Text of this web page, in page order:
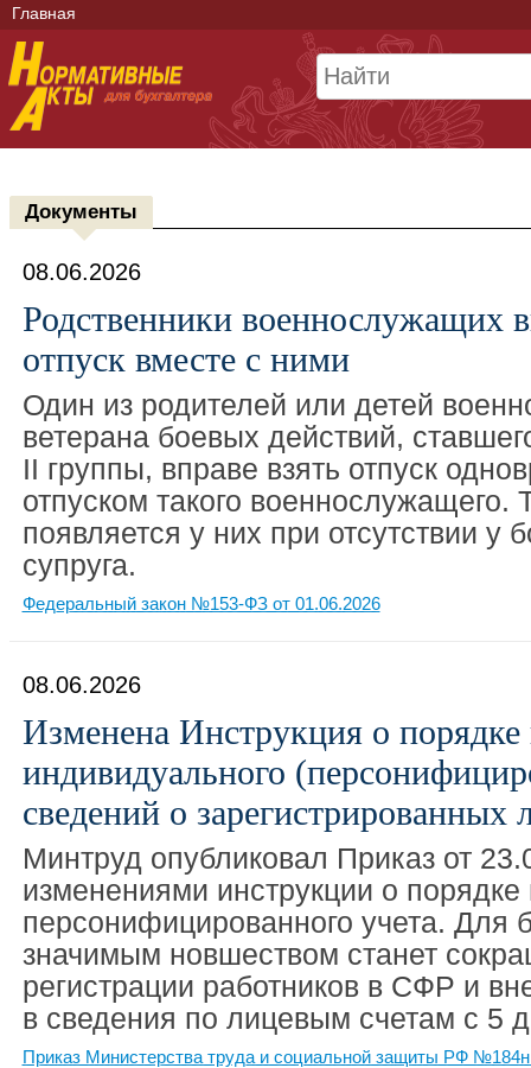
Главная
Документы
08.06.2026
Родственники военнослужащих
отпуск вместе с ними
Один из родителей или детей
ветерана боевых действий,
II группы, вправе взять отпуск
отпуском такого военнослужащего.
появляется у них при отсутствии у
супруга.
Федеральный закон №153-ФЗ от 01.06.2026
08.06.2026
Изменена Инструкция о порядке
индивидуального
сведений о зарегистрированных
Минтруд опубликовал Приказ от
изменениями инструкции о порядке
персонифицированного учета. Для
значимым новшеством станет
регистрации работников в СФР и
в сведения по лицевым счетам с 5
Приказ Министерства труда и социальной защиты РФ №184н